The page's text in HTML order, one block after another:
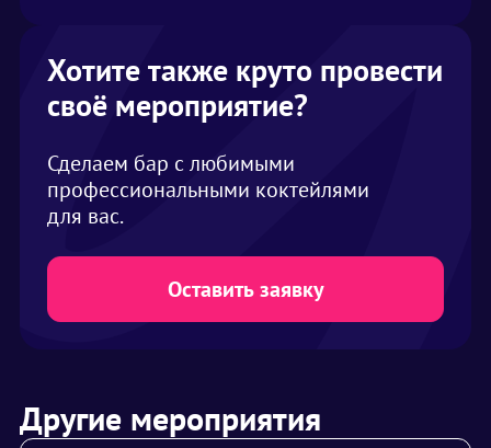
Хотите также круто провести
своё мероприятие?
Сделаем бар с любимыми
профессиональными коктейлями
для вас.
Оставить заявку
Другие мероприятия